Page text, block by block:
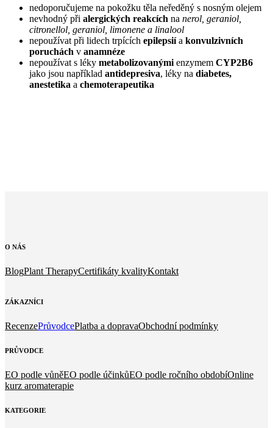
nedoporučujeme na pokožku těla neředěný s nosným olejem
nevhodný při alergických reakcích na nerol, geraniol,
citronellol, geraniol, limonene a linalool
nepoužívat při lidech trpících epilepsiía konvulzivních
poruchách v anamnéze
nepoužívat s léky metabolizovanými enzymem CYP2B6
jako jsou například antidepresiva, léky na diabetes,
anestetika a chemoterapeutika
O NÁS
BlogPlant TherapyCertifikáty kvalityKontakt
ZÁKAZNÍCI
RecenzePrůvodcePlatba a dopravaObchodní podmínky
PRŮVODCE
EO podle vůněEO podle účinkůEO podle ročního obdobíOnline
kurz aromaterapie
KATEGORIE